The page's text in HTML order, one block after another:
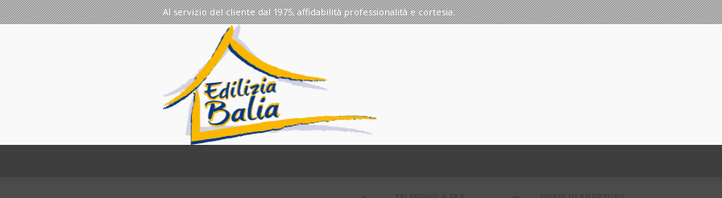
Al servizio del cliente dal 1975, affidabilità professionalità e cortesia.